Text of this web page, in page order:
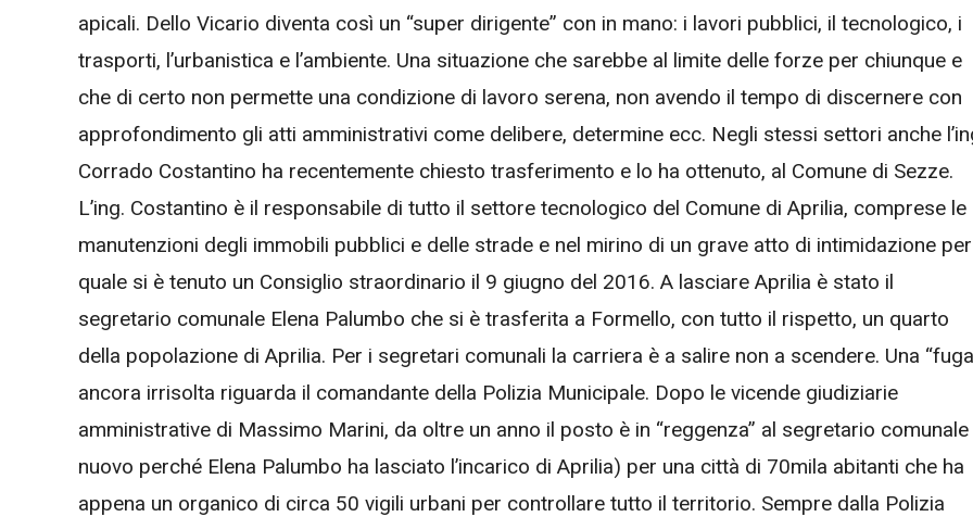
apicali. Dello Vicario diventa così un “super dirigente” con in mano: i lavori pubblici, il tecnologico, i
trasporti, l’urbanistica e l’ambiente. Una situazione che sarebbe al limite delle forze per chiunque e
che di certo non permette una condizione di lavoro serena, non avendo il tempo di discernere con
approfondimento gli atti amministrativi come delibere, determine ecc. Negli stessi settori anche
Corrado Costantino ha recentemente chiesto trasferimento e lo ha ottenuto, al Comune di Sezze.
L’ing. Costantino è il responsabile di tutto il settore tecnologico del Comune di Aprilia, comprese le
manutenzioni degli immobili pubblici e delle strade e nel mirino di un grave atto di intimidazione
quale si è tenuto un Consiglio straordinario il 9 giugno del 2016. A lasciare Aprilia è stato il
segretario comunale Elena Palumbo che si è trasferita a Formello, con tutto il rispetto, un quarto
della popolazione di Aprilia. Per i segretari comunali la carriera è a salire non a scendere. Una
ancora irrisolta riguarda il comandante della Polizia Municipale. Dopo le vicende giudiziarie
amministrative di Massimo Marini, da oltre un anno il posto è in “reggenza” al segretario comunale
nuovo perché Elena Palumbo ha lasciato l’incarico di Aprilia) per una città di 70mila abitanti che ha
appena un organico di circa 50 vigili urbani per controllare tutto il territorio. Sempre dalla Polizia